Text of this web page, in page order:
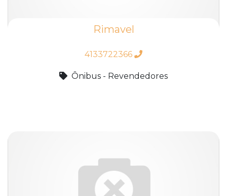
Rimavel
4133722366
Ônibus - Revendedores